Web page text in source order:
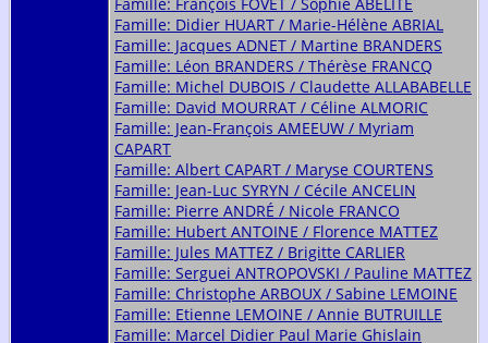
Famille: Didier HUART / Marie-Hélène ABRIAL
Famille: Jacques ADNET / Martine BRANDERS
Famille: Léon BRANDERS / Thérèse FRANCQ
Famille: Michel DUBOIS / Claudette ALLABABELLE
Famille: David MOURRAT / Céline ALMORIC
Famille: Jean-François AMEEUW / Myriam
CAPART
Famille: Albert CAPART / Maryse COURTENS
Famille: Jean-Luc SYRYN / Cécile ANCELIN
Famille: Pierre ANDRÉ / Nicole FRANCO
Famille: Hubert ANTOINE / Florence MATTEZ
Famille: Jules MATTEZ / Brigitte CARLIER
Famille: Serguei ANTROPOVSKI / Pauline MATTEZ
Famille: Christophe ARBOUX / Sabine LEMOINE
Famille: Etienne LEMOINE / Annie BUTRUILLE
Famille: Marcel Didier Paul Marie Ghislain